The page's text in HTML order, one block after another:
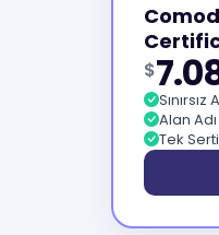
$
Sınırsız
Alan
Tek